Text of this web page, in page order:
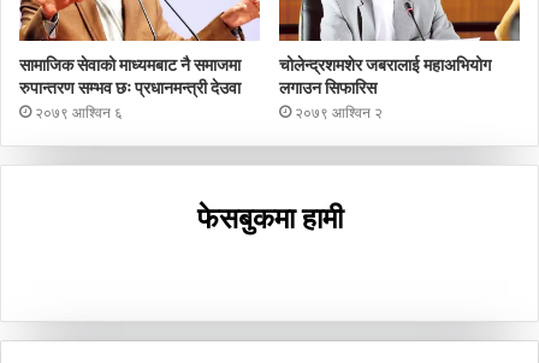
सामाजिक सेवाको माध्यमबाट नै समाजमा
रुपान्तरण सम्भव छः प्रधानमन्त्री देउवा
२०७९ आश्विन ६
चोलेन्द्रशमशेर जबरालाई महाअभियोग
लगाउन सिफारिस
२०७९ आश्विन २
फेसबुकमा हामी